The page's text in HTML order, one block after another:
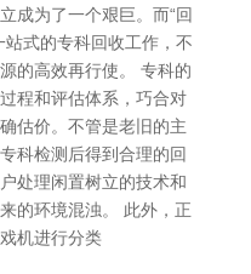
成为了一个艰巨。而“回
式的专科回收工作，不
的高效再行使。 专科的
程和评估体系，巧合对
估价。不管是老旧的主
科检测后得到合理的回
处理闲置树立的技术和
的环境混浊。 此外，正
机进行分类